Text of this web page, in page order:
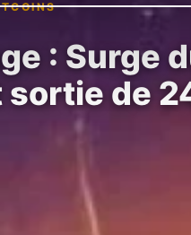
: Surge
sortie de